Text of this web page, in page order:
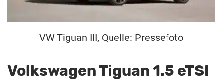
VW Tiguan III, Quelle: Pressefoto
Volkswagen Tiguan 1.5 eTSI